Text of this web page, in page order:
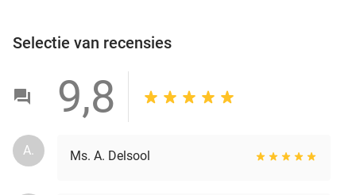
Selectie van recensies
9,8
A. Ms. A. Delsool